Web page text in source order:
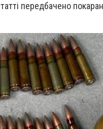
передбачено